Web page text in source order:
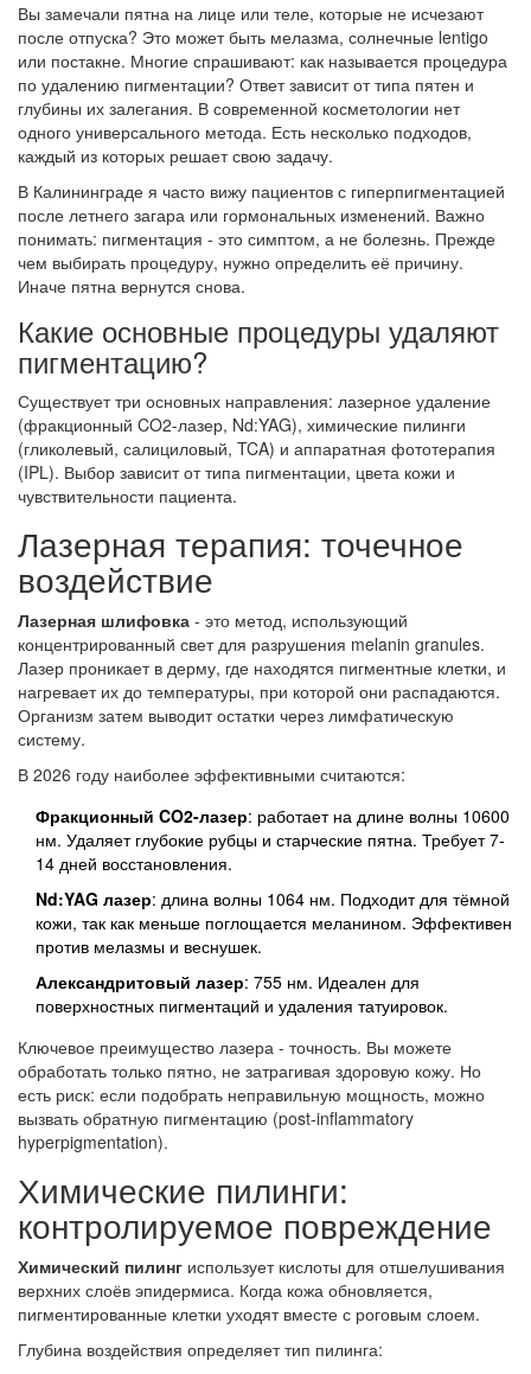
Вы замечали пятна на лице или теле, которые не исчезают
после отпуска? Это может быть мелазма, солнечные lentigo
или постакне. Многие спрашивают: как называется процедура
по удалению пигментации? Ответ зависит от типа пятен и
глубины их залегания. В современной косметологии нет
одного универсального метода. Есть несколько подходов,
каждый из которых решает свою задачу.
В Калининграде я часто вижу пациентов с гиперпигментацией
после летнего загара или гормональных изменений. Важно
понимать: пигментация - это симптом, а не болезнь. Прежде
чем выбирать процедуру, нужно определить её причину.
Иначе пятна вернутся снова.
Какие основные процедуры удаляют
пигментацию?
Существует три основных направления: лазерное удаление
(фракционный CO2-лазер, Nd:YAG), химические пилинги
(гликолевый, салициловый, TCA) и аппаратная фототерапия
(IPL). Выбор зависит от типа пигментации, цвета кожи и
чувствительности пациента.
Лазерная терапия: точечное
воздействие
Лазерная шлифовка - это метод, использующий
концентрированный свет для разрушения melanin granules.
Лазер проникает в дерму, где находятся пигментные клетки, и
нагревает их до температуры, при которой они распадаются.
Организм затем выводит остатки через лимфатическую
систему.
В 2026 году наиболее эффективными считаются:
Фракционный CO2-лазер: работает на длине волны 10600
нм. Удаляет глубокие рубцы и старческие пятна. Требует 7-
14 дней восстановления.
Nd:YAG лазер: длина волны 1064 нм. Подходит для тёмной
кожи, так как меньше поглощается меланином. Эффективен
против мелазмы и веснушек.
Александритовый лазер: 755 нм. Идеален для
поверхностных пигментаций и удаления татуировок.
Ключевое преимущество лазера - точность. Вы можете
обработать только пятно, не затрагивая здоровую кожу. Но
есть риск: если подобрать неправильную мощность, можно
вызвать обратную пигментацию (post-inflammatory
hyperpigmentation).
Химические пилинги:
контролируемое повреждение
Химический пилинг использует кислоты для отшелушивания
верхних слоёв эпидермиса. Когда кожа обновляется,
пигментированные клетки уходят вместе с роговым слоем.
Глубина воздействия определяет тип пилинга: